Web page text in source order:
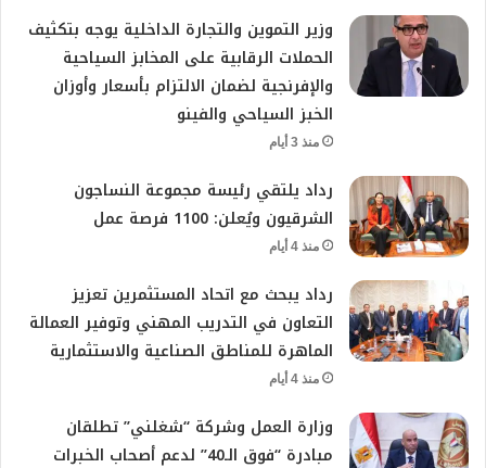
وزير التموين والتجارة الداخلية يوجه بتكثيف
الحملات الرقابية على المخابز السياحية
والإفرنجية لضمان الالتزام بأسعار وأوزان
الخبز السياحي والفينو
منذ 3 أيام
رداد يلتقي رئيسة مجموعة النساجون
الشرقيون ويُعلن: 1100 فرصة عمل
منذ 4 أيام
رداد يبحث مع اتحاد المستثمرين تعزيز
التعاون في التدريب المهني وتوفير العمالة
الماهرة للمناطق الصناعية والاستثمارية
منذ 4 أيام
وزارة العمل وشركة “شغلني” تطلقان
مبادرة “فوق الـ40” لدعم أصحاب الخبرات